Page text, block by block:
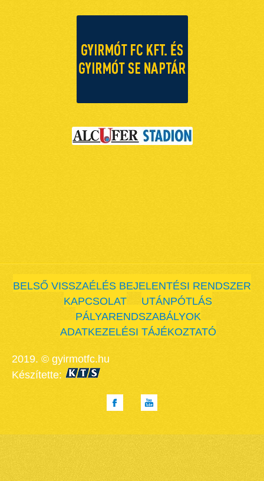
BELSŐ VISSZAÉLÉS BEJELENTÉSI RENDSZER
KAPCSOLAT
UTÁNPÓTLÁS
PÁLYARENDSZABÁLYOK
ADATKEZELÉSI TÁJÉKOZTATÓ
2019. © gyirmotfc.hu
Készítette: